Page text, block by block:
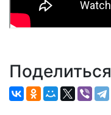
Поделиться